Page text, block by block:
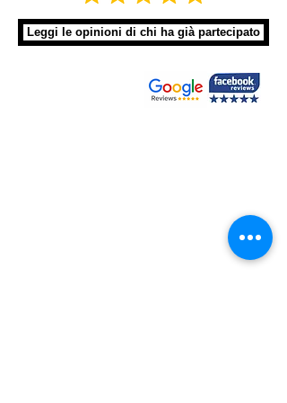
Leggi le opinioni di chi ha già partecipato